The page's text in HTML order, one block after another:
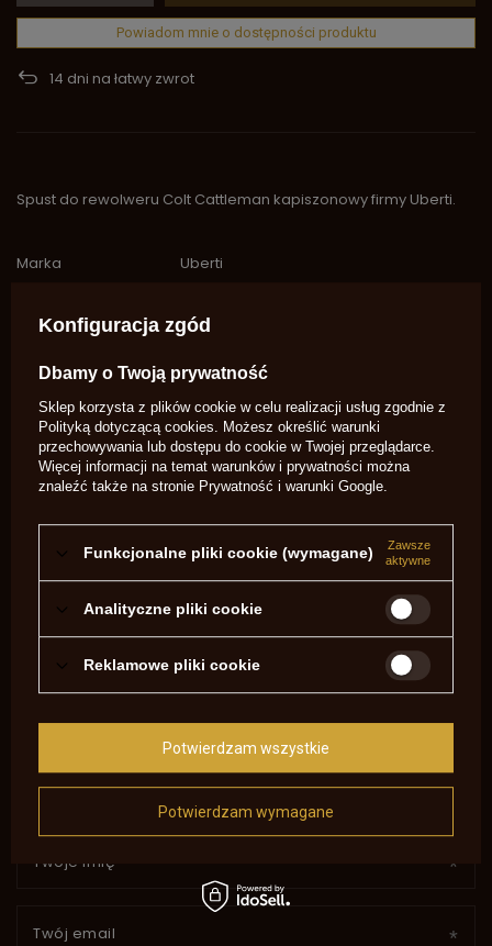
Powiadom mnie o dostępności produktu
14 dni na łatwy zwrot
Spust do rewolweru Colt Cattleman kapiszonowy firmy Uberti.
Marka
Uberti
Potrzebujesz pomocy? Masz pytania?
niezwłocznie, najciekawsze pytania i
NAPISZ SWOJĄ OPINIĘ
5/5
Treść twojej opinii
Dodaj własne zdjęcie produktu:
Twoje imię
Twój email
Konfiguracja zgód
Dbamy o Twoją prywatność
Sklep korzysta z plików cookie w celu realizacji usług zgodnie z
Polityką dotyczącą cookies. Możesz określić warunki
przechowywania lub dostępu do cookie w Twojej przeglądarce.
Więcej informacji na temat warunków i prywatności można
znaleźć także na stronie Prywatność i warunki Google.
Funkcjonalne pliki cookie (wymagane)
Zawsze
aktywne
Analityczne pliki cookie
Reklamowe pliki cookie
Potwierdzam wymagane
Potwierdzam wszystkie